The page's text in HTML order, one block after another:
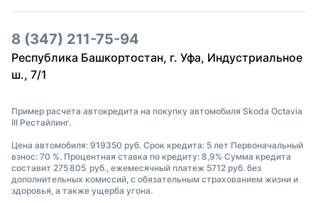
8 (347) 211-75-94
Республика Башкортостан, г. Уфа, Индустриальное
ш., 7/1
Пример расчета автокредита на покупку автомобиля Skoda Octavia
III Рестайлинг.
Цена автомобиля: 919350 руб. Срок кредита: 5 лет Первоначальный
взнос: 70 %. Процентная ставка по кредиту: 8,9% Сумма кредита
составит 275 805 руб., ежемесячный платеж 5712 руб. без
дополнительных комиссий, с обязательным страхованием жизни и
здоровья, а также ущерба угона.